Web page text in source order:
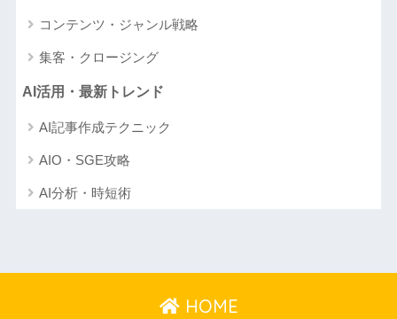
コンテンツ・ジャンル戦略
集客・クロージング
AI活用・最新トレンド
AI記事作成テクニック
AIO・SGE攻略
AI分析・時短術
HOME